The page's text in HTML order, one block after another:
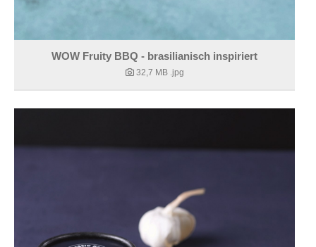
WOW Fruity BBQ - brasilianisch inspiriert
32,7 MB .jpg